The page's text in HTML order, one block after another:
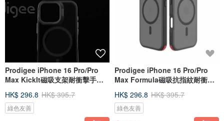
Prodigee iPhone 16 Pro/Pro
Max KickIt磁吸支架耐衝擊手機
HK$ 296.8 HK$ 395.7
綠色友善
Prodigee iPhone 16 Pro/Pro
Max Formula磁吸抗指紋耐衝擊
HK$ 296.8 HK$ 395.7
綠色友善